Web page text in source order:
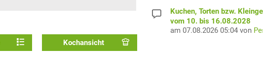
Kochansicht
Kuchen, Torten bzw.
vom 10. bis 16.08.2028
am 07.08.2026 05:04 von